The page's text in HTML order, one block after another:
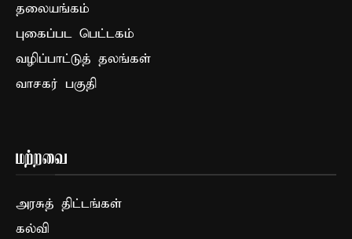
தலையங்கம்
புகைப்பட பெட்டகம்
வழிப்பாட்டுத் தலங்கள்
வாசகர் பகுதி
மற்றவை
அரசுத் திட்டங்கள்
கல்வி